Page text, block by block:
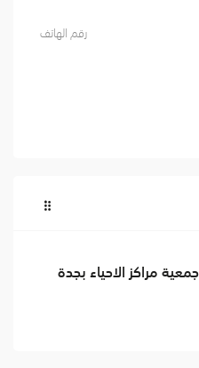
رقم الهاتف
مراكز الاحياء بجدة